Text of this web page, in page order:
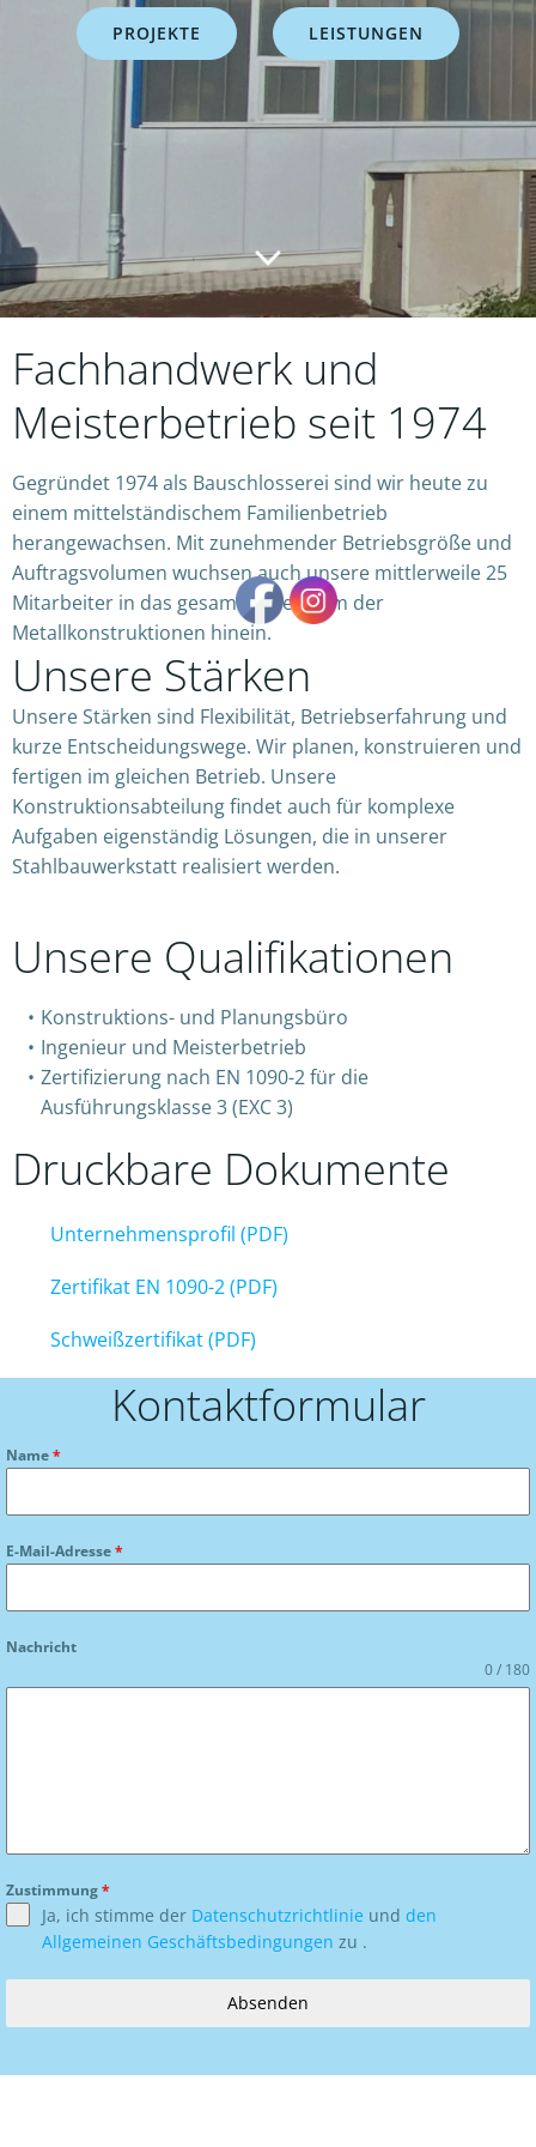
PROJEKTE LEISTUNGEN
Fachhandwerk und
Meisterbetrieb seit 1974
Gegründet 1974 als Bauschlosserei sind wir heute zu
einem mittelständischem Familienbetrieb
herangewachsen. Mit zunehmender Betriebsgröße und
Auftragsvolumen wuchsen auch unsere mittlerweile 25
Mitarbeiter in das gesamte Spektrum der
Metallkonstruktionen hinein.
Unsere Stärken
Unsere Stärken sind Flexibilität, Betriebserfahrung und
kurze Entscheidungswege. Wir planen, konstruieren und
fertigen im gleichen Betrieb. Unsere
Konstruktionsabteilung findet auch für komplexe
Aufgaben eigenständig Lösungen, die in unserer
Stahlbauwerkstatt realisiert werden.
Unsere Qualifikationen
Konstruktions- und Planungsbüro
Ingenieur und Meisterbetrieb
Zertifizierung nach EN 1090-2 für die
Ausführungsklasse 3 (EXC 3)
Druckbare Dokumente
Unternehmensprofil (PDF)
Zertifikat EN 1090-2 (PDF)
Schweißzertifikat (PDF)
Kontaktformular
Name*
E-Mail-Adresse*
Nachricht
0 / 180
Zustimmung*
Ja, ich stimme der Datenschutzrichtlinie und den
Allgemeinen Geschäftsbedingungen zu .
Absenden